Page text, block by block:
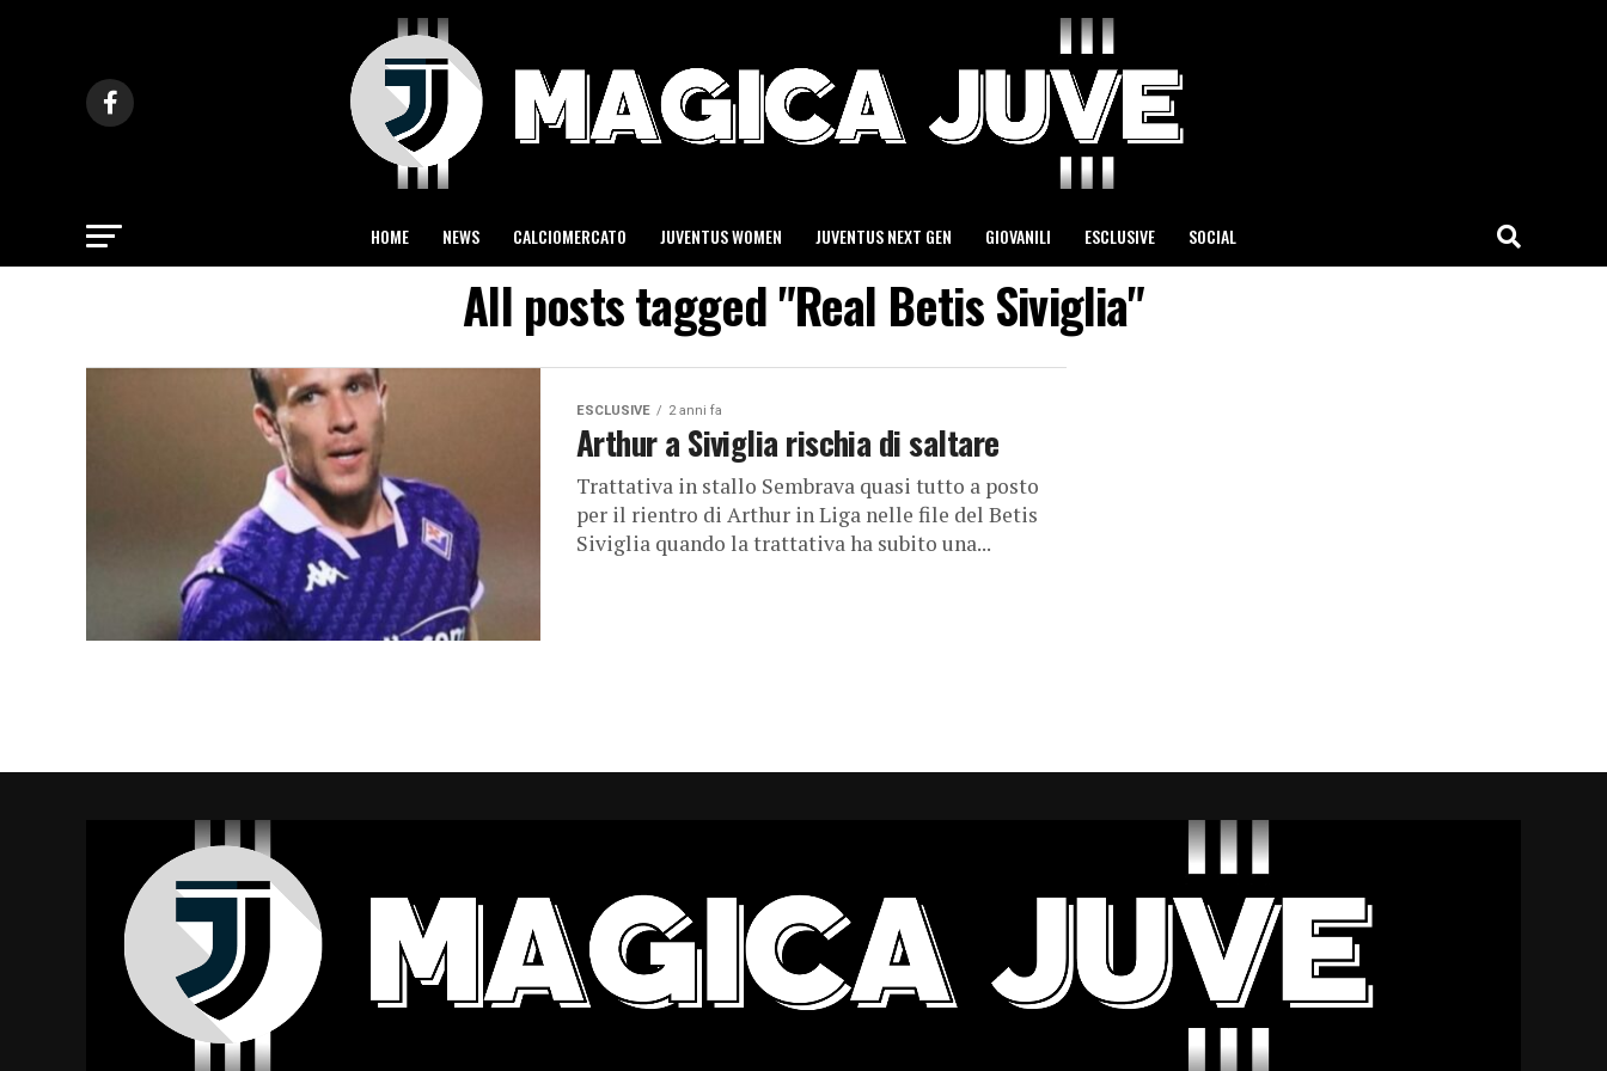
HOME NEWS CALCIOMERCATO JUVENTUS WOMEN JUVENTUS NEXT GEN GIOVANILI ESCLUSIVE SOCIAL
All posts tagged "Real Betis Siviglia"
ESCLUSIVE 2 anni fa
Arthur a Siviglia rischia di saltare
Trattativa in stallo Sembrava quasi tutto a posto
per il rientro di Arthur in Liga nelle file del Betis
Siviglia quando la trattativa ha subito una...